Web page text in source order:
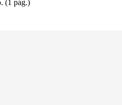
(1 pág.)